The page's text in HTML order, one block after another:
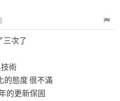
三次了
術
的態度 很不滿
的更新保固